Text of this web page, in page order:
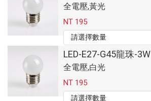
全電壓,黃光
NT 195
LED-E27-G45龍珠-3W
全電壓,白光
NT 195